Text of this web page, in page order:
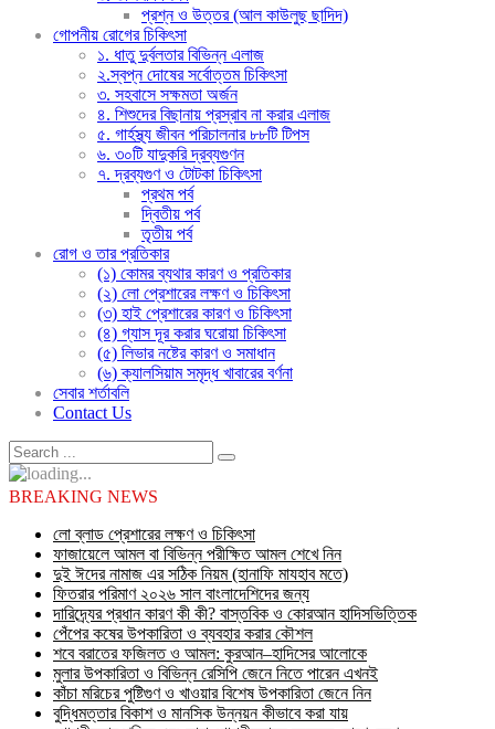
প্রশ্ন ও উত্তর (আল কাউলুছ ছাদিদ)
গোপনীয় রোগের চিকিৎসা
১. ধাতু দুর্বলতার বিভিন্ন এলাজ
২.স্বপ্ন দোষের সর্বোত্তম চিকিৎসা
৩. সহবাসে সক্ষমতা অর্জন
৪. শিশুদের বিছানায় প্রস্রাব না করার এলাজ
৫. গার্হস্থ্য জীবন পরিচালনার ৮৮টি টিপস
৬. ৩০টি যাদুকরি দ্রব্যগুণন
৭. দ্রব্যগুণ ও টোটকা চিকিৎসা
প্রথম পর্ব
দ্বিতীয় পর্ব
তৃতীয় পর্ব
রোগ ও তার প্রতিকার
(১) কোমর ব্যথার কারণ ও প্রতিকার
(২) লো প্রেশারের লক্ষণ ও চিকিৎসা
(৩) হাই প্রেশারের কারণ ও চিকিৎসা
(৪) গ্যাস দূর করার ঘরোয়া চিকিৎসা
(৫) লিভার নষ্টের কারণ ও সমাধান
(৬) ক্যালসিয়াম সমৃদ্ধ খাবারের বর্ণনা
সেবার শর্তাবলি
Contact Us
BREAKING NEWS
লো ব্লাড প্রেশারের লক্ষণ ও চিকিৎসা
ফাজায়েলে আমল বা বিভিন্ন পরীক্ষিত আমল শেখে নিন
দুই ঈদের নামাজ এর সঠিক নিয়ম (হানাফি মাযহাব মতে)
ফিতরার পরিমাণ ২০২৬ সাল বাংলাদেশিদের জন্য
দারিদ্র্যের প্রধান কারণ কী কী? বাস্তবিক ও কোরআন হাদিসভিত্তিক
পেঁপের কষের উপকারিতা ও ব্যবহার করার কৌশল
শবে বরাতের ফজিলত ও আমল: কুরআন–হাদিসের আলোকে
মুলার উপকারিতা ও বিভিন্ন রেসিপি জেনে নিতে পারেন এখনই
কাঁচা মরিচের পুষ্টিগুণ ও খাওয়ার বিশেষ উপকারিতা জেনে নিন
বুদ্ধিমত্তার বিকাশ ও মানসিক উন্নয়ন কীভাবে করা যায়